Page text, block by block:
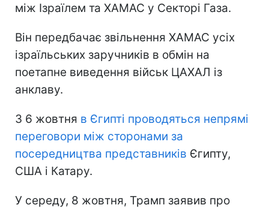
між Ізраїлем та ХАМАС у Секторі Газа.
Він передбачає звільнення ХАМАС усіх
ізраїльських заручників в обмін на
поетапне виведення військ ЦАХАЛ із
анклаву.
З 6 жовтня в Єгипті проводяться непрямі
переговори між сторонами за
посередництва представників Єгипту,
США і Катару.
У середу, 8 жовтня, Трамп заявив про